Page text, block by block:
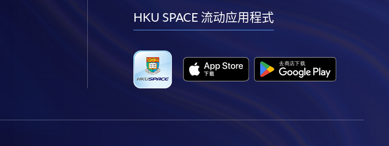
facebook
youtube
linkedininstagram
HKU SPACE 流动应用程式